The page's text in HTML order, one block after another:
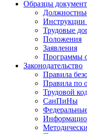
Образцы
Инструкции
Трудовые
Положения
Заявления
Программы
Законодательство
Правила
Правила по
Трудовой
СанПиНы